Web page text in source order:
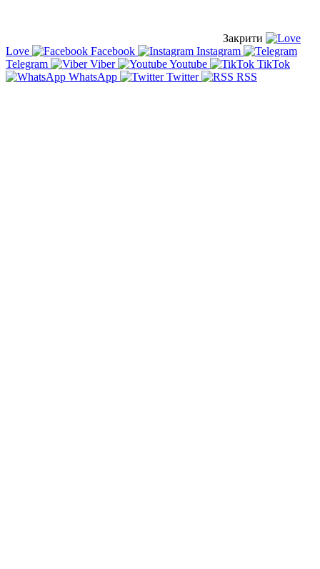
Закрити
Love
Facebook
Instagram
Telegram
Viber Youtube
TikTok
WhatsApp
Twitter RSS